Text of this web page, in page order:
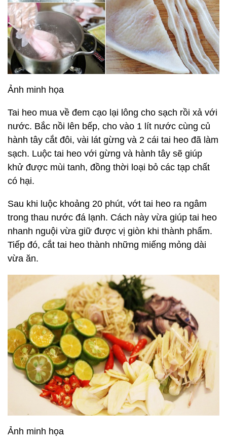
Ảnh minh họa
Tai heo mua về đem cạo lại lông cho sạch rồi xả với
nước. Bắc nồi lên bếp, cho vào 1 lít nước cùng củ
hành tây cắt đôi, vài lát gừng và 2 cái tai heo đã làm
sạch. Luộc tai heo với gừng và hành tây sẽ giúp
khử được mùi tanh, đồng thời loại bỏ các tạp chất
có hại.
Sau khi luộc khoảng 20 phút, vớt tai heo ra ngâm
trong thau nước đá lạnh. Cách này vừa giúp tai heo
nhanh nguội vừa giữ được vị giòn khi thành phẩm.
Tiếp đó, cắt tai heo thành những miếng mỏng dài
vừa ăn.
Ảnh minh họa